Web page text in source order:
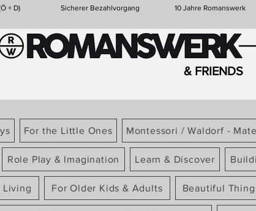
+ D) Sicherer Bezahlvorgang 10 Jahre Romanswerk
& FRIENDS
For the Little Ones Montessori / Waldorf -
Role Play & Imagination Learn & Discover
Living For Older Kids & Adults Beautiful